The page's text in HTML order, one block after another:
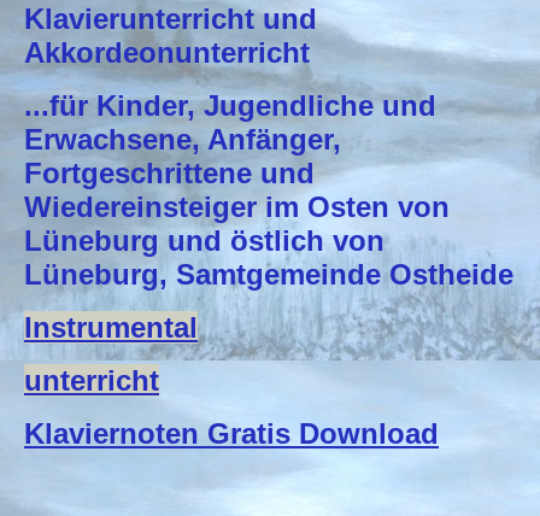
Klavierunterricht und
Akkordeonunterricht
...für Kinder, Jugendliche und
Erwachsene, Anfänger,
Fortgeschrittene und
Wiedereinsteiger im Osten von
Lüneburg und östlich von
Lüneburg, Samtgemeinde Ostheide
Instrumental
unterricht
Klaviernoten Gratis Download